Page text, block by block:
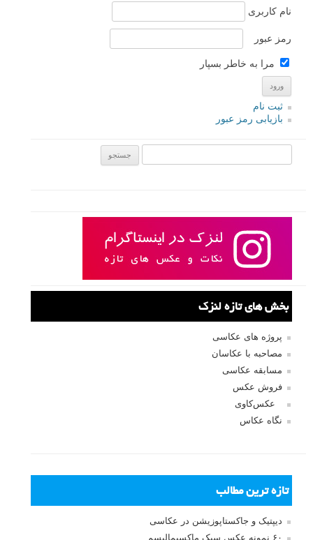
نام کاربری
رمز عبور
مرا به خاطر بسپار
ثبت نام
بازیابی رمز عبور
بخش های تازه لنزک
پروژه های عکاسی
مصاحبه با عکاسان
مسابقه عکاسی
فروش عکس
عکس‌کاوی
نگاه عکاس
تازه ترین مطالب
دیپتیک و جاکستا‌پوزیشن در عکاسی
۶۰ نمونه عکس سبک ماکسیمالیسم